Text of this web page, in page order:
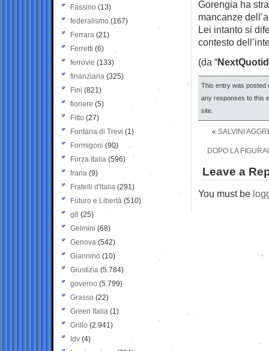
Gorengia ha
mancanze
Lei intanto si
contesto
(da “
This entry was posted
any responses to this
site.
« SALVINI
DOPO LA
Leave a
You must be
Fassino (13)
federalismo (167)
Ferrara (21)
Ferretti (6)
ferrovie (133)
finanziaria (325)
Fini (821)
fioriere (5)
Fitto (27)
Fontana di Trevi (1)
Formigoni (90)
Forza Italia (596)
frana (9)
Fratelli d'Italia (291)
Futuro e Libertà (510)
g8 (25)
Gelmini (68)
Genova (542)
Giannino (10)
Giustizia (5.784)
governo (5.799)
Grasso (22)
Green Italia (1)
Grillo (2.941)
Idv (4)